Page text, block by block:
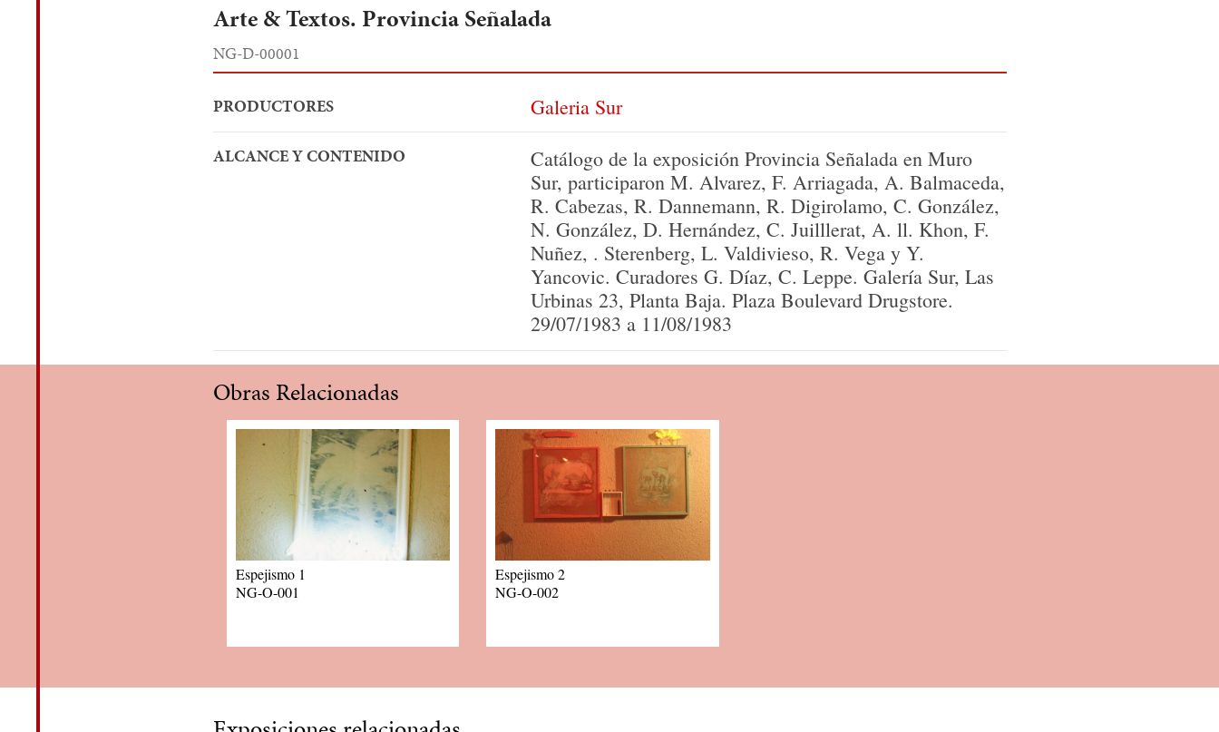
Arte & Textos. Provincia Señalada
NG-D-00001
PRODUCTORES Galeria Sur
ALCANCE Y CONTENIDO
Catálogo de la exposición Provincia Señalada en Muro
Sur, participaron M. Alvarez, F. Arriagada, A. Balmaceda,
R. Cabezas, R. Dannemann, R. Digirolamo, C. González,
N. González, D. Hernández, C. Juilllerat, A. ll. Khon, F.
Nuñez, . Sterenberg, L. Valdivieso, R. Vega y Y.
Yancovic. Curadores G. Díaz, C. Leppe. Galería Sur, Las
Urbinas 23, Planta Baja. Plaza Boulevard Drugstore.
29/07/1983 a 11/08/1983
Obras Relacionadas
Espejismo 1
NG-O-001
Espejismo 2
NG-O-002